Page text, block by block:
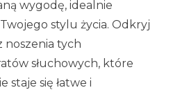
wygodę, idealnie
stylu życia. Odkryj
noszenia tych
słuchowych, które
staje się łatwe i